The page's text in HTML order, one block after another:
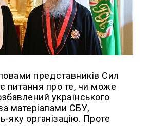
представників Сил
питання про те, чи може
українського
матеріалами СБУ,
яку організацію. Проте